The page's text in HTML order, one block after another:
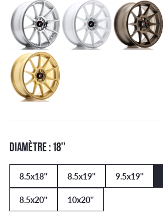
DIAMÈTRE : 18''
8.5x18'' 8.5x19'' 9.5x19''
8.5x20''
10x20''